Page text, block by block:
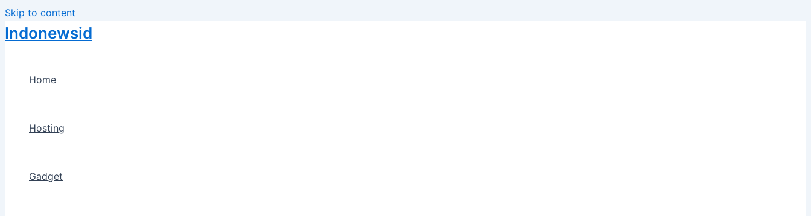
Skip to content
Indonewsid
Home
Hosting
Gadget